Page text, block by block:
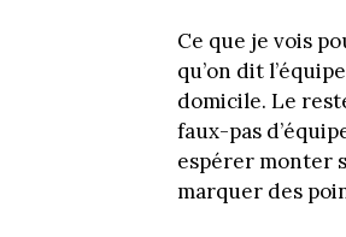
Ce que je vois
qu’on dit
domicile. Le
faux-pas
espérer monter
marquer des